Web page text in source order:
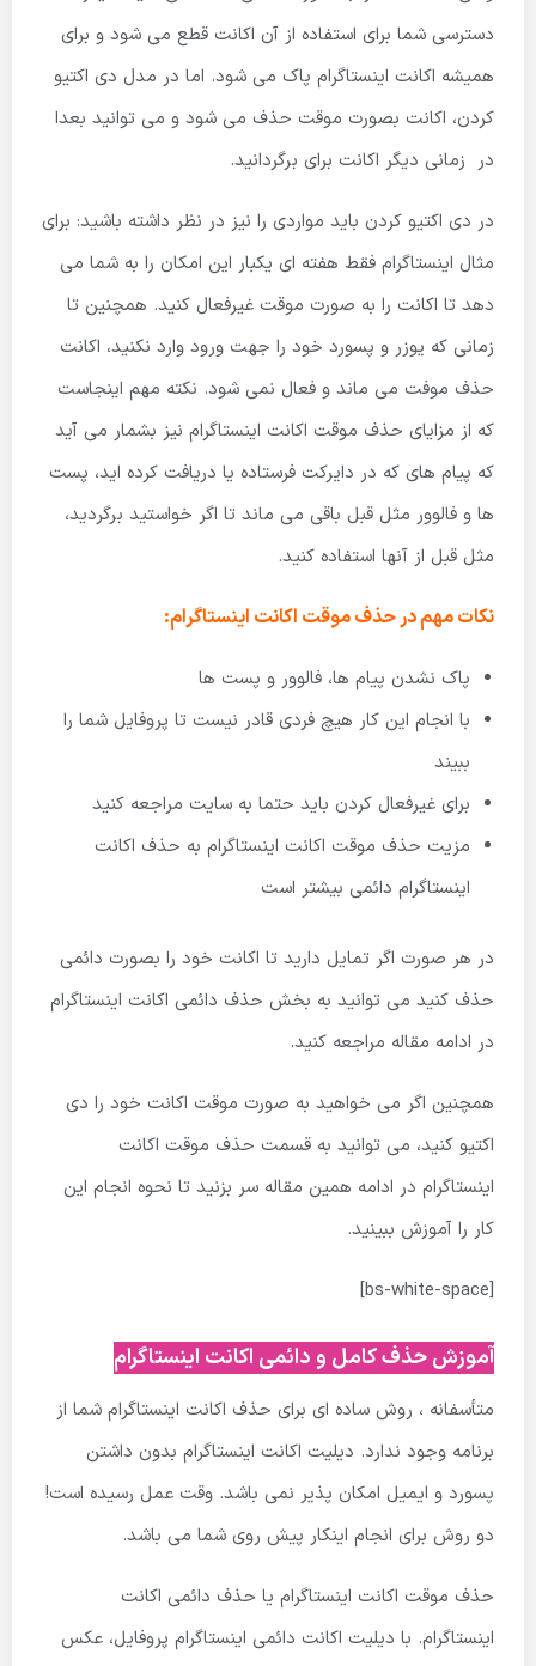
دسترسی شما برای استفاده از آن اکانت قطع می شود و برای
همیشه اکانت اینستاگرام پاک می شود. اما در مدل دی اکتیو
کردن، اکانت بصورت موقت حذف می شود و می توانید بعدا
در زمانی دیگر اکانت برای برگردانید.
در دی اکتیو کردن باید مواردی را نیز در نظر داشته باشید: برای
مثال اینستاگرام فقط هفته ای یکبار این امکان را به شما می
دهد تا اکانت را به صورت موقت غیرفعال کنید. همچنین تا
زمانی که یوزر و پسورد خود را جهت ورود وارد نکنید، اکانت
حذف موفت می ماند و فعال نمی شود. نکته مهم اینجاست
که از مزایای حذف موقت اکانت اینستاگرام نیز بشمار می آید
که پیام های که در دایرکت فرستاده یا دریافت کرده اید، پست
ها و فالوور مثل قبل باقی می ماند تا اگر خواستید برگردید،
مثل قبل از آنها استفاده کنید.
نکات مهم در حذف موقت اکانت اینستاگرام:
پاک نشدن پیام ها، فالوور و پست ها
با انجام این کار هیچ فردی قادر نیست تا پروفایل شما را
ببیند
برای غیرفعال کردن باید حتما به سایت مراجعه کنید
مزیت حذف موقت اکانت اینستاگرام به حذف اکانت
اینستاگرام دائمی بیشتر است
در هر صورت اگر تمایل دارید تا اکانت خود را بصورت دائمی
حذف کنید می توانید به بخش حذف دائمی اکانت اینستاگرام
در ادامه مقاله مراجعه کنید.
همچنین اگر می خواهید به صورت موقت اکانت خود را دی
اکتیو کنید، می توانید به قسمت حذف موقت اکانت
اینستاگرام در ادامه همین مقاله سر بزنید تا نحوه انجام این
کار را آموزش ببینید.
[bs-white-space]
آموزش حذف کامل و دائمی اکانت اینستاگرام
متأسفانه ، روش ساده ای برای حذف اکانت اینستاگرام شما از
برنامه وجود ندارد. دیلیت اکانت اینستاگرام بدون داشتن
پسورد و ایمیل امکان پذیر نمی باشد. وقت عمل رسیده است!
دو روش برای انجام اینکار پیش روی شما می باشد.
حذف موقت اکانت اینستاگرام یا حذف دائمی اکانت
اینستاگرام. با دیلیت اکانت دائمی اینستاگرام پروفایل، عکس